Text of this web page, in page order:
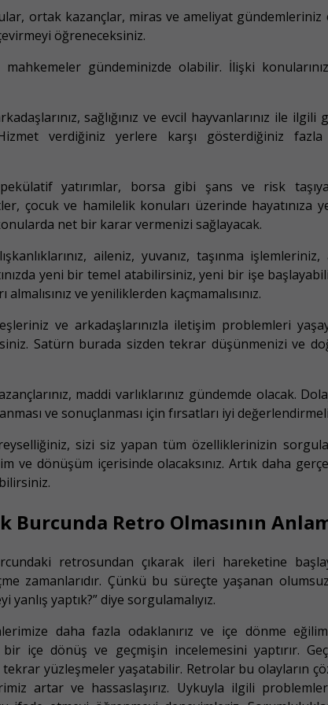
ortak kazançlar, miras ve ameliyat gündemleriniz
öğreneceksiniz.
gündeminizde olabilir. İlişki
sağlığınız ve evcil hayvanlarınız ile
verdiğiniz yerlere karşı gösterdiğiniz fazla
yatırımlar, borsa gibi şans ve risk
çocuk ve hamilelik konuları üzerinde hayatınıza
net bir karar vermenizi sağlayacak.
aileniz, yuvanız, taşınma
yeni bir temel atabilirsiniz, yeni bir işe
ve yeniliklerden kaçmamalısınız.
ve arkadaşlarınızla iletişim problemleri
Satürn burada sizden tekrar düşünmenizi ve
maddi varlıklarınız gündemde olacak.
ve sonuçlanması için fırsatları iyi
sizi siz yapan tüm özelliklerinizin
ve dönüşüm içerisinde olacaksınız. Artık daha
Burcunda Retro Olmasının
retrosundan çıkarak ileri hareketine
zamanlarıdır. Çünkü bu süreçte yaşanan
yanlış yaptık?” diye sorgulamalıyız.
daha fazla odaklanırız ve içe dönme
içe dönüş ve geçmişin incelemesini yaptırır.
yüzleşmeler yaşatabilir. Retrolar bu olayların
artar ve hassaslaşırız. Uykuyla ilgili